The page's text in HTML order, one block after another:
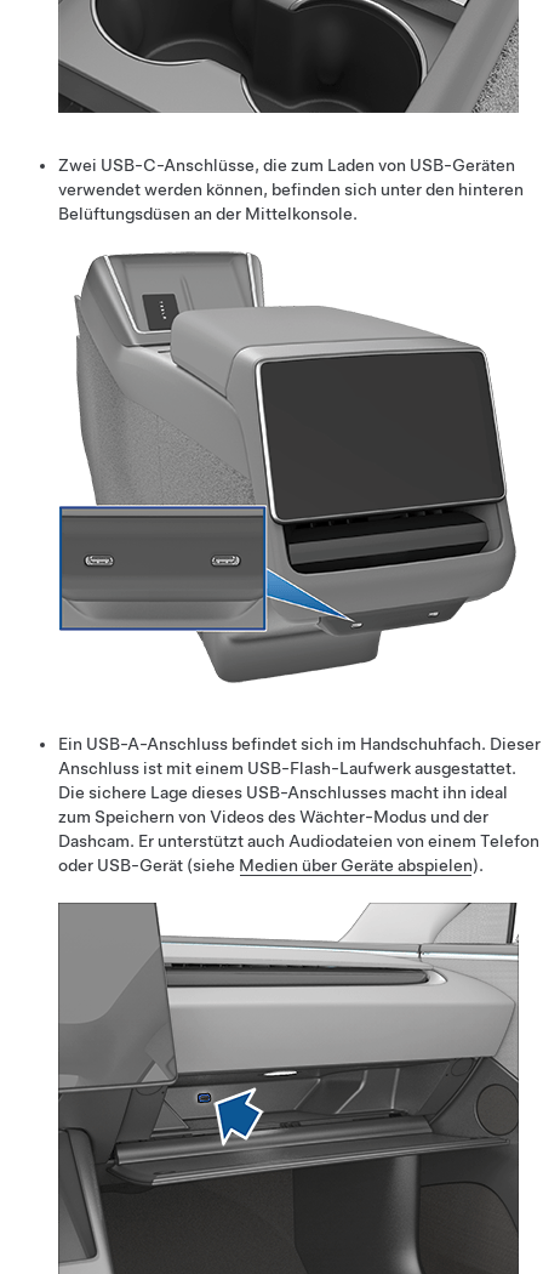
Zwei USB-C-Anschlüsse, die zum Laden von USB-Geräten
verwendet werden können, befinden sich unter den hinteren
Belüftungsdüsen an der Mittelkonsole.
Ein USB-A-Anschluss befindet sich im Handschuhfach. Dieser
Anschluss ist mit einem USB-Flash-Laufwerk ausgestattet.
Die sichere Lage dieses USB-Anschlusses macht ihn ideal
zum Speichern von Videos des Wächter-Modus und der
Dashcam. Er unterstützt auch Audiodateien von einem Telefon
oder USB-Gerät (siehe Medien über Geräte abspielen).